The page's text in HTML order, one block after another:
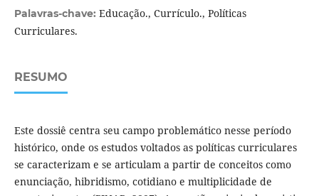
Palavras-chave: Educação., Currículo., Políticas
Curriculares.
RESUMO
Este dossiê centra seu campo problemático nesse período
histórico, onde os estudos voltados as políticas curriculares
se caracterizam e se articulam a partir de conceitos como
enunciação, hibridismo, cotidiano e multiplicidade de